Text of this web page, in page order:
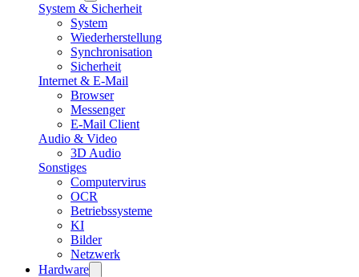
System & Sicherheit
System
Wiederherstellung
Synchronisation
Sicherheit
Internet & E-Mail
Browser
Messenger
E-Mail Client
Audio & Video
3D Audio
Sonstiges
Computervirus
OCR
Betriebssysteme
KI
Bilder
Netzwerk
Hardware